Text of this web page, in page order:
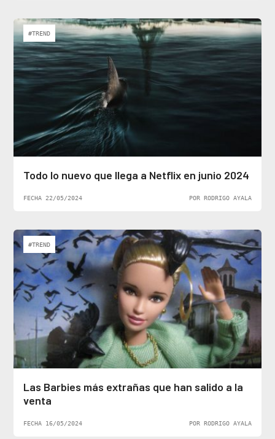
#TREND
Todo lo nuevo que llega a Netflix en junio 2024
FECHA 22/05/2024 POR RODRIGO AYALA
#TREND
Las Barbies más extrañas que han salido a la
venta
FECHA 16/05/2024 POR RODRIGO AYALA